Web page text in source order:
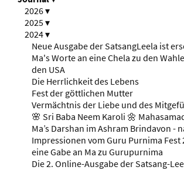
2026▾
2025▾
2024▾
Neue Ausgabe der SatsangLeela ist
Ma's Worte an eine Chela zu den
den USA
Die Herrlichkeit des Lebens
Fest der göttlichen Mutter
Vermächtnis der Liebe und des
🌸 Sri Baba Neem Karoli 🌼
Ma’s Darshan im Ashram Brindavon -
Impressionen vom Guru Purnima Fest
eine Gabe an Ma zu Gurupurnima
Die 2. Online-Ausgabe der Satsang-